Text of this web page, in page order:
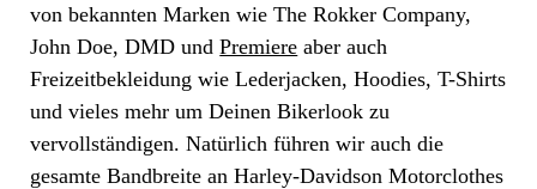
von bekannten Marken wie The Rokker Company,
John Doe, DMD undPremiere aber auch
Freizeitbekleidung wie Lederjacken, Hoodies, T-Shirts
und vieles mehr um Deinen Bikerlook zu
vervollständigen. Natürlich führen wir auch die
gesamte Bandbreite an Harley-Davidson Motorclothes